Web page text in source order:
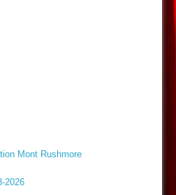
Mont Rushmore
2026